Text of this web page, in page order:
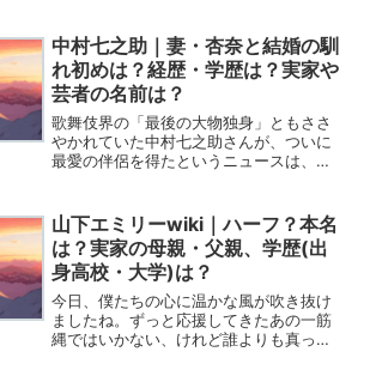
りも輝きを放っているのが、若干１６歳
のスノーボーダー、清水さ...
中村七之助｜妻・杏奈と結婚の馴
れ初めは？経歴・学歴は？実家や
芸者の名前は？
歌舞伎界の「最後の大物独身」ともささ
やかれていた中村七之助さんが、ついに
最愛の伴侶を得たというニュースは、僕
い」と公言していた彼が、一体どんな女
性に心を奪われたのか、気...
山下エミリーwiki｜ハーフ？本名
は？実家の母親・父親、学歴(出
身高校・大学)は？
今日、僕たちの心に温かな風が吹き抜け
ましたね。ずっと応援してきたあの一筋
縄ではいかない、けれど誰よりも真っ直